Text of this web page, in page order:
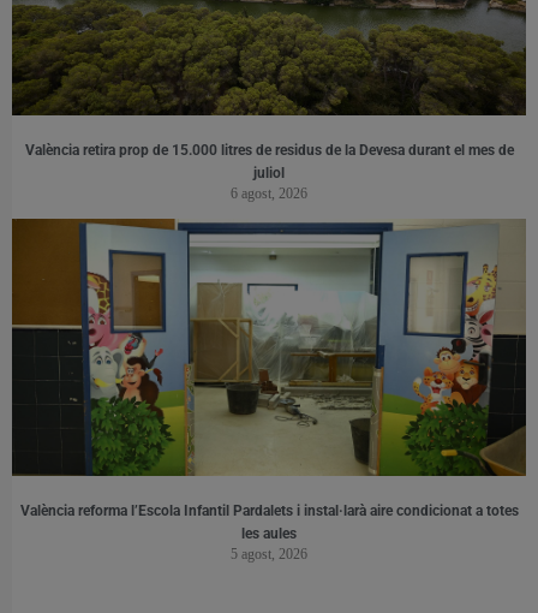
València retira prop de 15.000 litres de residus de la Devesa durant el mes de
juliol
6 agost, 2026
València reforma l’Escola Infantil Pardalets i instal·larà aire condicionat a totes
les aules
5 agost, 2026